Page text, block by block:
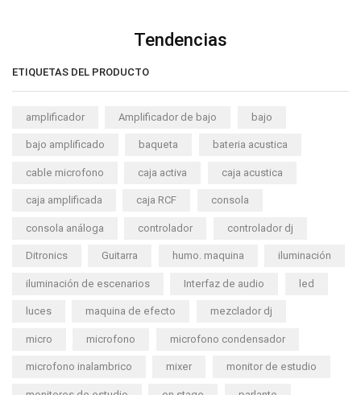
Tendencias
ETIQUETAS DEL PRODUCTO
amplificador Amplificador de bajo bajo
bajo amplificado baqueta bateria acustica
cable microfono caja activa caja acustica
caja amplificada caja RCF consola
consola análoga controlador controlador dj
Ditronics Guitarra humo. maquina iluminación
iluminación de escenarios Interfaz de audio led
luces maquina de efecto mezclador dj
micro microfono microfono condensador
microfono inalambrico mixer monitor de estudio